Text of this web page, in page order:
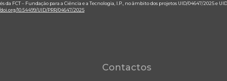
FCT – Fundação para a Ciência e a Tecnologia, I.P., no âmbito dos projetos UID/04647/2025 e
10.54499/UID/PRR/04647/2025
Contactos